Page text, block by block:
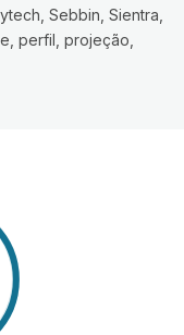
Sebbin, Sientra,
perfil, projeção,